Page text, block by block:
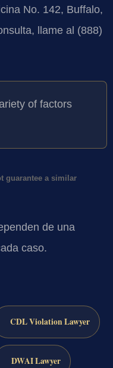
No. 142, Buffalo,
llame al (888)
of factors
guarantee a similar
de una
caso.
CDL Violation Lawyer
DWAI Lawyer